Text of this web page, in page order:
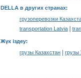
DELLA в других странах:
грузоперевозки
transportation Latvia
Жүк іздеу:
грузы Казахстан
грузы